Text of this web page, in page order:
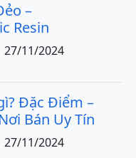
–
Resin
27/11/2024
Đặc Điểm –
Bán Uy Tín
27/11/2024